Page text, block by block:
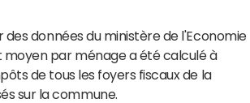
données du ministère de l'Economie
moyen par ménage a été calculé à
de tous les foyers fiscaux de la
sur la commune.